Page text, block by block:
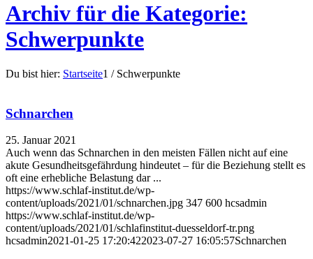
Archiv für die Kategorie:
Schwerpunkte
Du bist hier: Startseite1 / Schwerpunkte
Schnarchen
25. Januar 2021
Auch wenn das Schnarchen in den meisten Fällen nicht auf eine
akute Gesundheitsgefährdung hindeutet – für die Beziehung stellt es
oft eine erhebliche Belastung dar ...
https://www.schlaf-institut.de/wp-
content/uploads/2021/01/schnarchen.jpg 347 600 hcsadmin
https://www.schlaf-institut.de/wp-
content/uploads/2021/01/schlafinstitut-duesseldorf-tr.png
hcsadmin2021-01-25 17:20:422023-07-27 16:05:57Schnarchen